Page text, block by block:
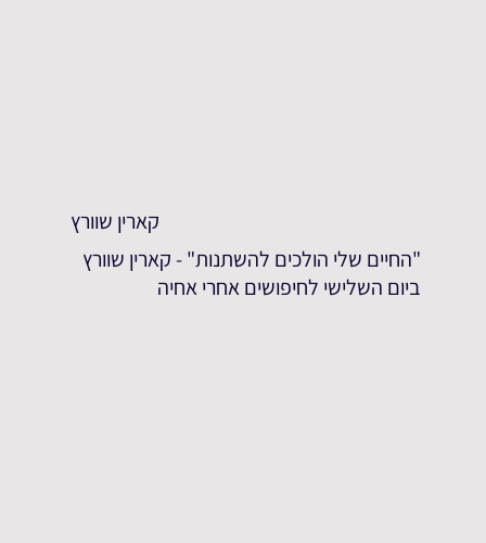
קארין שוורץ
"החיים שלי הולכים להשתנות" - קארין שוורץ
ביום השלישי לחיפושים אחרי אחיה